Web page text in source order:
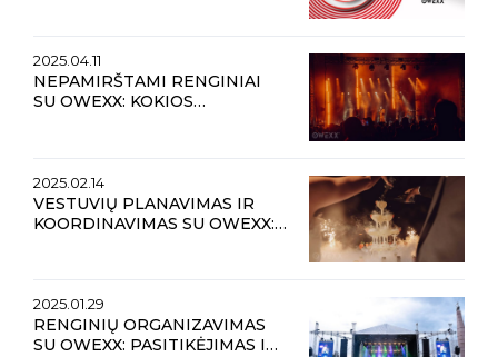
2025.04.11
NEPAMIRŠTAMI RENGINIAI
SU OWEXX: KOKIOS
2025.02.14
VESTUVIŲ PLANAVIMAS IR
KOORDINAVIMAS SU OWEXX:
2025.01.29
RENGINIŲ ORGANIZAVIMAS
SU OWEXX: PASITIKĖJIMAS IR